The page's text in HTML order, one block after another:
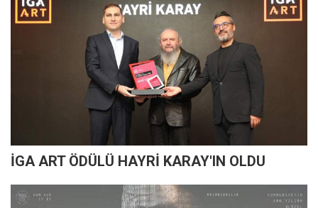
İGA ART ÖDÜLÜ HAYRİ KARAY'IN OLDU